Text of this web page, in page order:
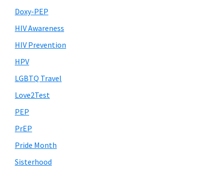
Doxy-PEP
HIV Awareness
HIV Prevention
HPV
LGBTQ Travel
Love2Test
PEP
PrEP
Pride Month
Sisterhood